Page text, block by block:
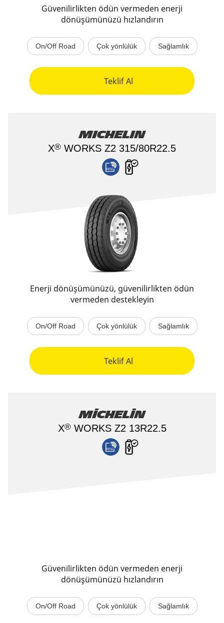
Güvenilirlikten ödün vermeden enerji
dönüşümünüzü hızlandırın
On/Off Road Çok yönlülük Sağlamlık
Teklif Al
MICHELIN
X® WORKS Z2 315/80R22.5
Enerji dönüşümünüzü, güvenilirlikten ödün
vermeden destekleyin
On/Off Road Çok yönlülük Sağlamlık
Teklif Al
Michelin
X®WORKS Z2 13R22.5
Güvenilirlikten ödün vermeden enerji
dönüşümünüzü hızlandırın
On/Off Road Çok yönlülük Sağlamlık